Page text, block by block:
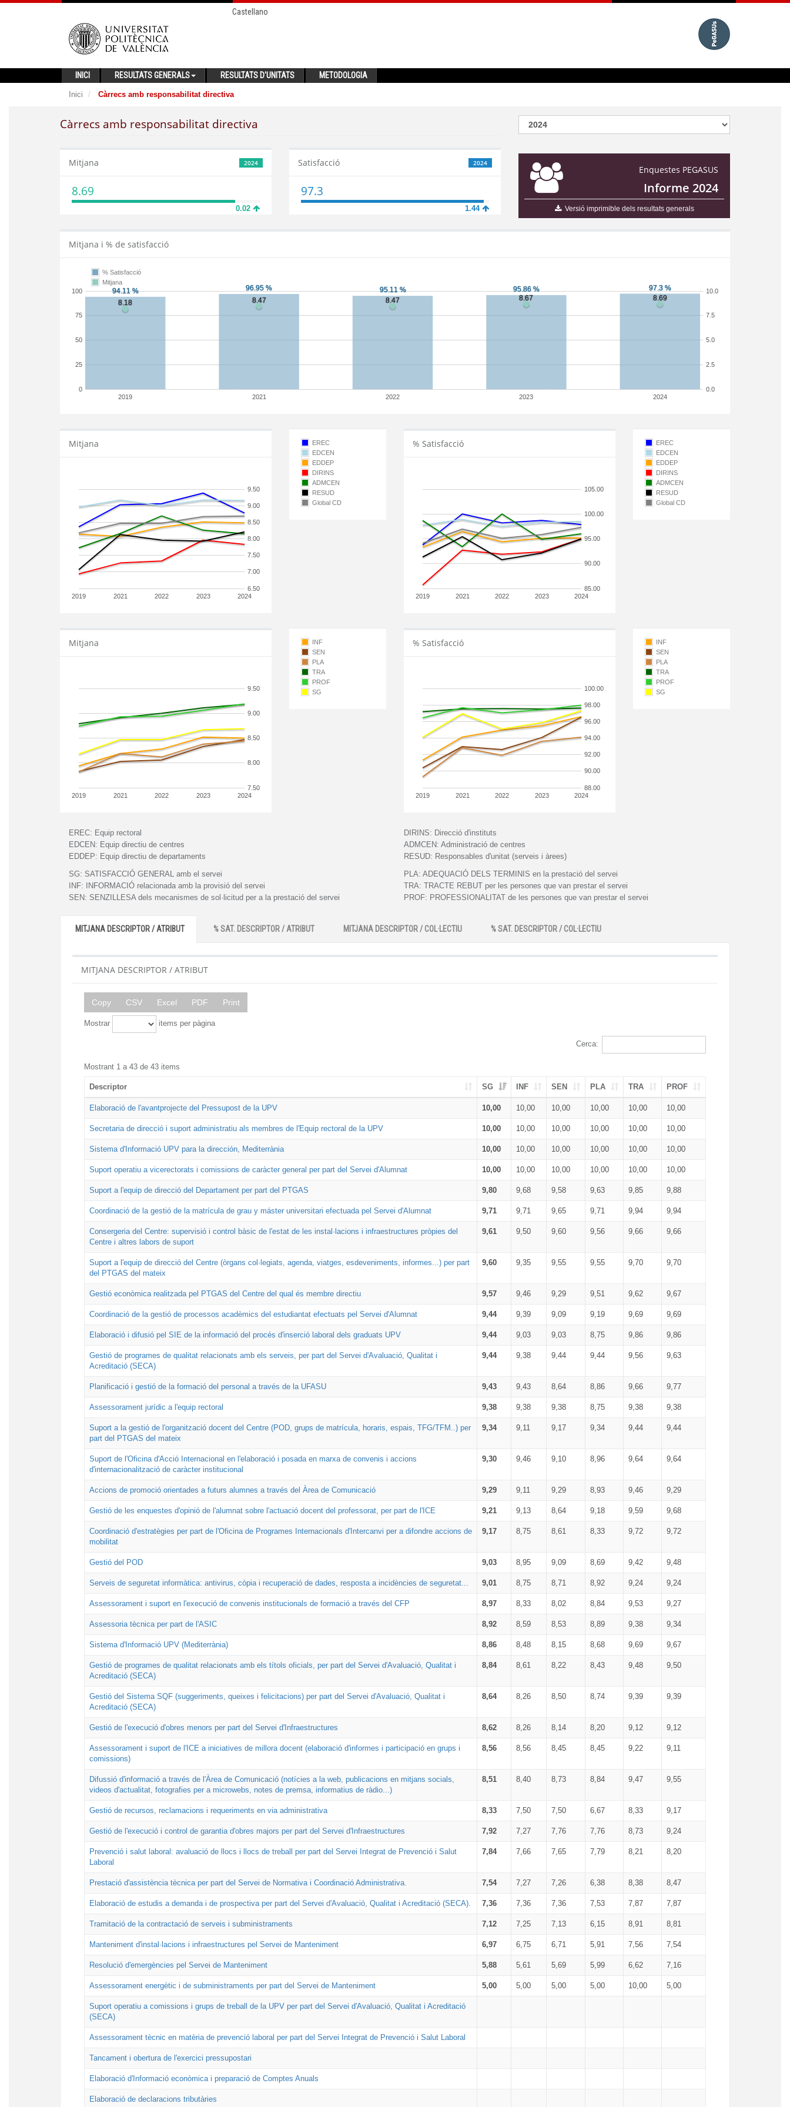
Castellano
INICI RESULTATS GENERALS RESULTATS D'UNITATS METODOLOGIA
Inici Càrrecs amb responsabilitat directiva
Càrrecs amb responsabilitat directiva
Enquestes PEGASUS
Informe 2024
Versió imprimible dels resultats generals
2024
Mitjana
8.69
0.02
2024
Satisfacció
97.3
1.44
Mitjana i % de satisfacció
2019 2021 2022 2023 2024
0
25
50
75
100
0.0
2.5
5.0
7.5
10.0
% Satisfacció
Mitjana
Mitjana
2019 2021 2022 2023 2024
6.50
7.00
7.50
8.00
8.50
9.00
9.50
EREC
EDCEN
EDDEP
DIRINS
ADMCEN
RESUD
Global CD
% Satisfacció
2019 2021 2022 2023 2024
85.00
90.00
95.00
100.00
105.00
EREC
EDCEN
EDDEP
DIRINS
ADMCEN
RESUD
Global CD
Mitjana
2019 2021 2022 2023 2024
7.50
8.00
8.50
9.00
9.50
INF
SEN
PLA
TRA
PROF
SG
% Satisfacció
2019 2021 2022 2023 2024
88.00
90.00
92.00
94.00
96.00
98.00
100.00
INF
SEN
PLA
TRA
PROF
SG
EREC: Equip rectoral
EDCEN: Equip directiu de centres
EDDEP: Equip directiu de departaments
DIRINS: Direcció d'instituts
ADMCEN: Administració de centres
RESUD: Responsables d'unitat (serveis i àrees)
SG: SATISFACCIÓ GENERAL amb el servei
INF:
INFORMACIÓ relacionada amb la provisió del servei
SEN: SENZILLESA dels mecanismes de sol·licitud per a la prestació del servei
PLA: ADEQUACIÓ DELS TERMINIS en la prestació del servei
TRA: TRACTE REBUT per les persones que van prestar el servei
PROF: PROFESSIONALITAT de les persones que van prestar el servei
MITJANA DESCRIPTOR / ATRIBUT % SAT. DESCRIPTOR / ATRIBUT MITJANA DESCRIPTOR / COL·LECTIU % SAT. DESCRIPTOR / COL·LECTIU
MITJANA DESCRIPTOR / ATRIBUT
Copy CSV Excel PDF Print
Mostrar items per pàgina
Cerca:
Mostrant 1 a 43 de 43 items
Descriptor SG INF SEN PLA TRA PROF
Elaboració de l'avantprojecte del Pressupost de la UPV 10,00 10,00 10,00 10,00 10,00 10,00
Secretaria de direcció i suport administratiu als membres de l'Equip rectoral de la UPV 10,00 10,00 10,00 10,00 10,00 10,00
Sistema d'Informació UPV para la dirección, Mediterrània 10,00 10,00 10,00 10,00 10,00 10,00
Suport operatiu a vicerectorats i comissions de caràcter general per part del Servei d'Alumnat 10,00 10,00 10,00 10,00 10,00 10,00
Suport a l'equip de direcció del Departament per part del PTGAS 9,80 9,68 9,58 9,63 9,85 9,88
Coordinació de la gestió de la matrícula de grau y máster universitari efectuada pel Servei d'Alumnat 9,71 9,71 9,65 9,71 9,94 9,94
Consergeria del Centre: supervisió i control bàsic de l'estat de les instal·lacions i infraestructures pròpies del
Centre i altres labors de suport
9,61 9,50 9,60 9,56 9,66 9,66
Suport a l'equip de direcció del Centre (òrgans col·legiats, agenda, viatges, esdeveniments, informes...) per part
del PTGAS del mateix
9,60 9,35 9,55 9,55 9,70 9,70
Gestió econòmica realitzada pel PTGAS del Centre del qual és membre directiu 9,57 9,46 9,29 9,51 9,62 9,67
Coordinació de la gestió de processos acadèmics del estudiantat efectuats pel Servei d'Alumnat 9,44 9,39 9,09 9,19 9,69 9,69
Elaboració i difusió pel SIE de la informació del procés d'inserció laboral dels graduats UPV 9,44 9,03 9,03 8,75 9,86 9,86
Gestió de programes de qualitat relacionats amb els serveis, per part del Servei d'Avaluació, Qualitat i
Acreditació (SECA)
9,44 9,38 9,44 9,44 9,56 9,63
Planificació i gestió de la formació del personal a través de la UFASU 9,43 9,43 8,64 8,86 9,66 9,77
Assessorament jurídic a l'equip rectoral 9,38 9,38 9,38 8,75 9,38 9,38
Suport a la gestió de l'organització docent del Centre (POD, grups de matrícula, horaris, espais, TFG/TFM..) per
part del PTGAS del mateix
9,34 9,11 9,17 9,34 9,44 9,44
Suport de l'Oficina d'Acció Internacional en l'elaboració i posada en marxa de convenis i accions
d'internacionalització de caràcter institucional
9,30 9,46 9,10 8,96 9,64 9,64
Accions de promoció orientades a futurs alumnes a través del Àrea de Comunicació 9,29 9,11 9,29 8,93 9,46 9,29
Gestió de les enquestes d'opinió de l'alumnat sobre l'actuació docent del professorat, per part de l'ICE 9,21 9,13 8,64 9,18 9,59 9,68
Coordinació d'estratègies per part de l'Oficina de Programes Internacionals d'Intercanvi per a difondre accions de
mobilitat
9,17 8,75 8,61 8,33 9,72 9,72
Gestió del POD 9,03 8,95 9,09 8,69 9,42 9,48
Serveis de seguretat informàtica: antivirus, còpia i recuperació de dades, resposta a incidències de seguretat... 9,01 8,75 8,71 8,92 9,24 9,24
Assessorament i suport en l'execució de convenis institucionals de formació a través del CFP 8,97 8,33 8,02 8,84 9,53 9,27
Assessoria tècnica per part de l'ASIC 8,92 8,59 8,53 8,89 9,38 9,34
Sistema d'Informació UPV (Mediterrània) 8,86 8,48 8,15 8,68 9,69 9,67
Gestió de programes de qualitat relacionats amb els títols oficials, per part del Servei d'Avaluació, Qualitat i
Acreditació (SECA)
8,84 8,61 8,22 8,43 9,48 9,50
Gestió del Sistema SQF (suggeriments, queixes i felicitacions) per part del Servei d'Avaluació, Qualitat i
Acreditació (SECA)
8,64 8,26 8,50 8,74 9,39 9,39
Gestió de l'execució d'obres menors per part del Servei d'Infraestructures 8,62 8,26 8,14 8,20 9,12 9,12
Assessorament i suport de l'ICE a iniciatives de millora docent (elaboració d'informes i participació en grups i
comissions)
8,56 8,56 8,45 8,45 9,22 9,11
Difussió d'informació a través de l'Àrea de Comunicació (notícies a la web, publicacions en mitjans socials,
videos d'actualitat, fotografies per a microwebs, notes de premsa, informatius de ràdio...)
8,51 8,40 8,73 8,84 9,47 9,55
Gestió de recursos, reclamacions i requeriments en via administrativa 8,33 7,50 7,50 6,67 8,33 9,17
Gestió de l'execució i control de garantia d'obres majors per part del Servei d'Infraestructures 7,92 7,27 7,76 7,76 8,73 9,24
Prevenció i salut laboral: avaluació de llocs i llocs de treball per part del Servei Integrat de Prevenció i Salut
Laboral
7,84 7,66 7,65 7,79 8,21 8,20
Prestació d'assistència tècnica per part del Servei de Normativa i Coordinació Administrativa. 7,54 7,27 7,26 6,38 8,38 8,47
Elaboració de estudis a demanda i de prospectiva per part del Servei d'Avaluació, Qualitat i Acreditació (SECA). 7,36 7,36 7,36 7,53 7,87 7,87
Tramitació de la contractació de serveis i subministraments 7,12 7,25 7,13 6,15 8,91 8,81
Manteniment d'instal·lacions i infraestructures pel Servei de Manteniment 6,97 6,75 6,71 5,91 7,56 7,54
Resolució d'emergències pel Servei de Manteniment 5,88 5,61 5,69 5,99 6,62 7,16
Assessorament energètic i de subministraments per part del Servei de Manteniment 5,00 5,00 5,00 5,00 10,00 5,00
Suport operatiu a comissions i grups de treball de la UPV per part del Servei d'Avaluació, Qualitat i Acreditació
(SECA)
Assessorament tècnic en matèria de prevenció laboral per part del Servei Integrat de Prevenció i Salut Laboral
Tancament i obertura de l'exercici pressupostari
Elaboració d'Informació econòmica i preparació de Comptes Anuals
Elaboració de declaracions tributàries